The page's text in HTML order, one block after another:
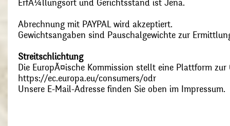
ErfÃ¼llungsort und Gerichtsstand ist Jena.
Abrechnung mit PAYPAL wird akzeptiert.
Gewichtsangaben sind Pauschalgewichte zur
Streitschlichtung
Die EuropÃ¤ische Kommission stellt eine Plattform
https://ec.europa.eu/consumers/odr
Unsere E-Mail-Adresse finden Sie oben im Impressum.